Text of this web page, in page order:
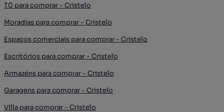
T0 para comprar - Cristelo
Moradias para comprar - Cristelo
Espaços comerciais para comprar - Cristelo
Escritórios para comprar - Cristelo
Armazéns para comprar - Cristelo
Garagens para comprar - Cristelo
Villa para comprar - Cristelo